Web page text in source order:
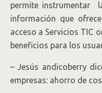
permite instrumentar
información que
acceso a Servicios TIC
beneficios para los
– Jesús andicoberry
empresas: ahorro de